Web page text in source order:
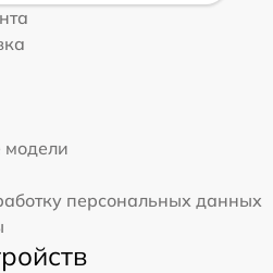
модели
персональных данных